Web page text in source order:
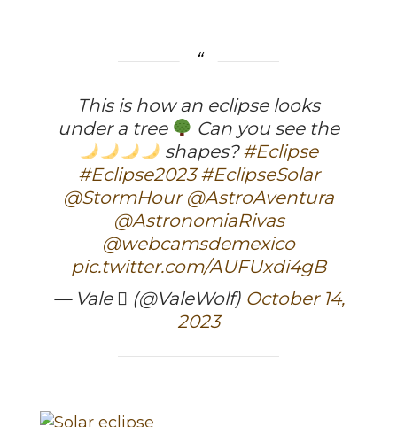
This is how an eclipse looks
under a tree
Can you see the
shapes?#Eclipse
#Eclipse2023 #EclipseSolar
@StormHour @AstroAventura
@AstronomiaRivas
@webcamsdemexico
pic.twitter.com/AUFUxdi4gB
— Vale  (@ValeWolf) October 14,
2023